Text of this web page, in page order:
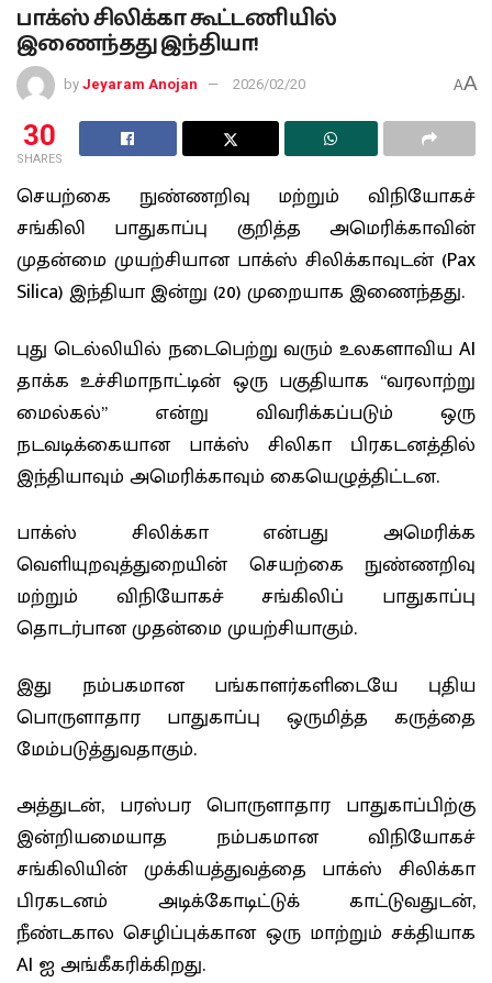
பாக்ஸ் சிலிக்கா கூட்டணியில்
இணைந்தது இந்தியா!
by Jeyaram Anojan 2026/02/20 AA
30
SHARES
செயற்கை நுண்ணறிவு மற்றும் விநியோகச்
சங்கிலி பாதுகாப்பு குறித்த அமெரிக்காவின்
முதன்மை முயற்சியான பாக்ஸ் சிலிக்காவுடன் (Pax
Silica) இந்தியா இன்று (20) முறையாக இணைந்தது.
புது டெல்லியில் நடைபெற்று வரும் உலகளாவிய AI
தாக்க உச்சிமாநாட்டின் ஒரு பகுதியாக “வரலாற்று
மைல்கல்” என்று விவரிக்கப்படும் ஒரு
நடவடிக்கையான பாக்ஸ் சிலிகா பிரகடனத்தில்
இந்தியாவும் அமெரிக்காவும் கையெழுத்திட்டன.
பாக்ஸ் சிலிக்கா என்பது அமெரிக்க
வெளியுறவுத்துறையின் செயற்கை நுண்ணறிவு
மற்றும் விநியோகச் சங்கிலிப் பாதுகாப்பு
தொடர்பான முதன்மை முயற்சியாகும்.
இது நம்பகமான பங்காளர்களிடையே புதிய
பொருளாதார பாதுகாப்பு ஒருமித்த கருத்தை
மேம்படுத்துவதாகும்.
அத்துடன், பரஸ்பர பொருளாதார பாதுகாப்பிற்கு
இன்றியமையாத நம்பகமான விநியோகச்
சங்கிலியின் முக்கியத்துவத்தை பாக்ஸ் சிலிக்கா
பிரகடனம் அடிக்கோடிட்டுக் காட்டுவதுடன்,
நீண்டகால செழிப்புக்கான ஒரு மாற்றும் சக்தியாக
AI ஐ அங்கீகரிக்கிறது.